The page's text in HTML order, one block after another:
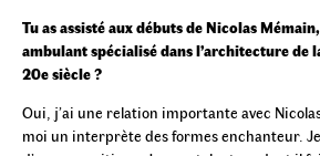
Tu as assisté aux débuts de Nicolas
ambulant spécialisé dans l’architecture de
20e siècle ?
Oui, j’ai une relation importante avec
moi un interprète des formes enchanteur. Je